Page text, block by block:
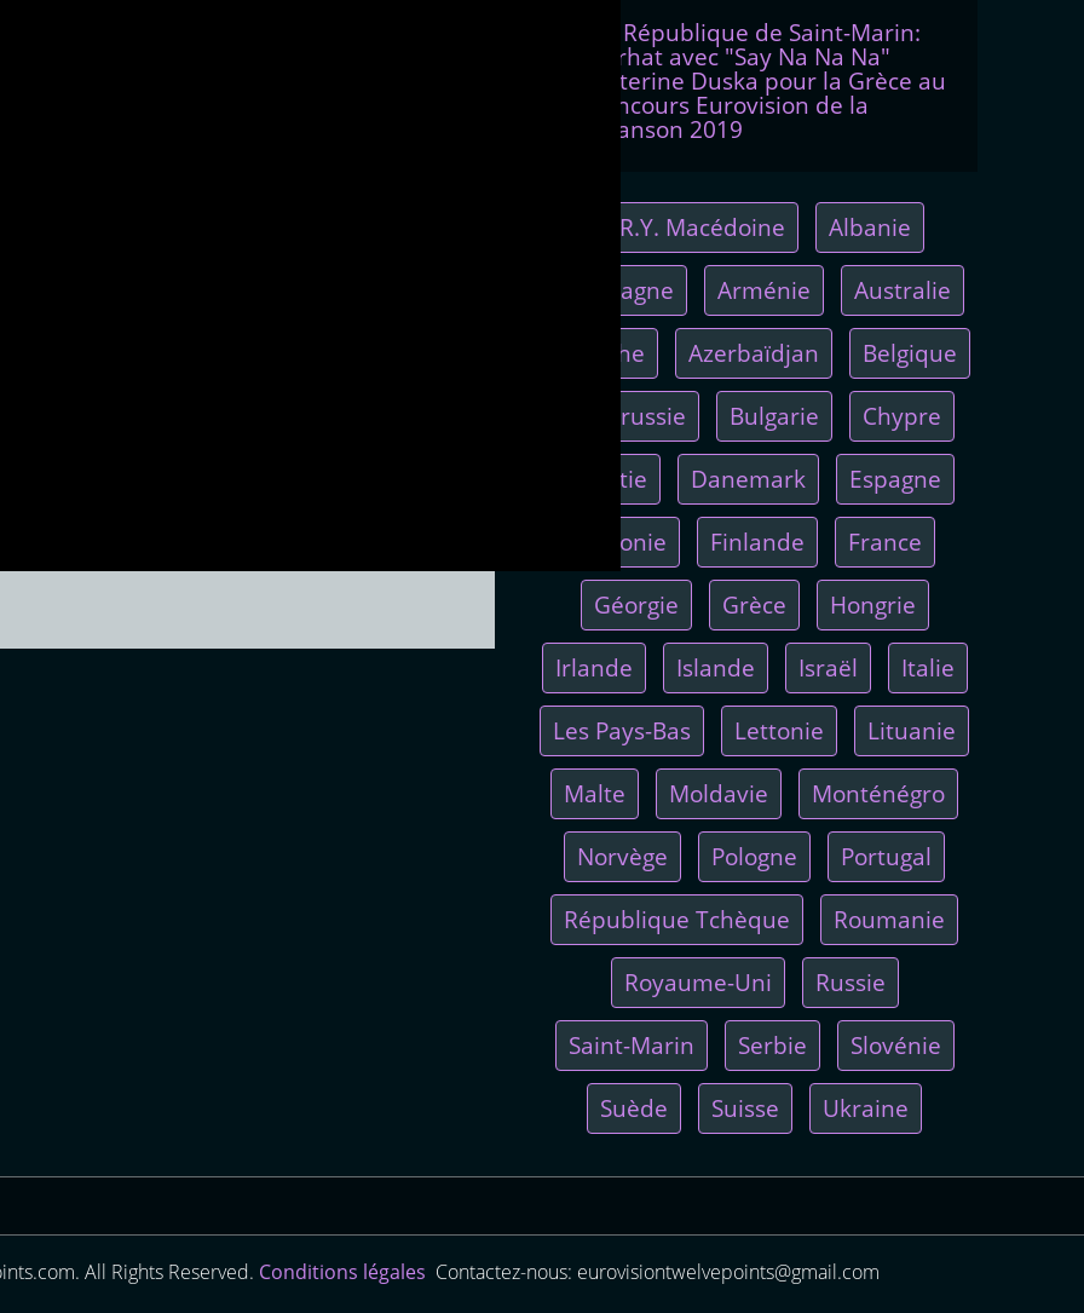
La République de Saint-Marin:
Serhat avec "Say Na Na Na"
Katerine Duska pour la Grèce au
concours Eurovision de la
chanson 2019
A.R.Y. Macédoine Albanie
Allemagne Arménie Australie
Autriche Azerbaïdjan Belgique
Biélorussie Bulgarie Chypre
Croatie Danemark Espagne
Estonie Finlande France
Géorgie Grèce Hongrie
Irlande Islande Israël Italie
Les Pays-Bas Lettonie Lituanie
Malte Moldavie Monténégro
Norvège Pologne Portugal
République Tchèque Roumanie
Royaume-Uni Russie
Saint-Marin Serbie Slovénie
Suède Suisse Ukraine
All Rights Reserved. Conditions légales Contactez-nous: eurovisiontwelvepoints@gmail.com